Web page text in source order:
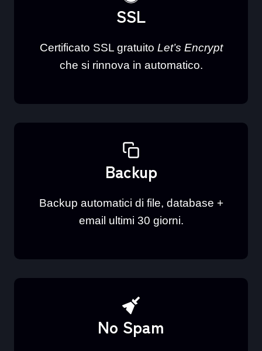
SSL
Certificato SSL gratuito Let’s Encrypt
che si rinnova in automatico.
Backup
Backup automatici di file, database +
email ultimi 30 giorni.
No Spam